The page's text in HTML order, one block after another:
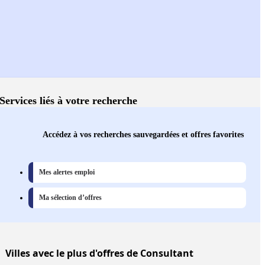
Services liés à votre recherche
Accédez à vos recherches sauvegardées et offres favorites
Mes alertes emploi
Ma sélection d’offres
Villesavec le plus d'offres de Consultant